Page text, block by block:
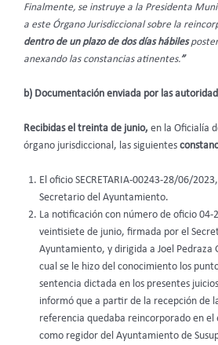
Finalmente, se instruye a la Presidenta
a este Órgano Jurisdiccional sobre la
dentro de un plazo de dos días hábiles
anexando las constancias atinentes.”
b) Documentación enviada por las
Recibidas el treinta de junio, en la Oficialía
órgano jurisdiccional, las siguientes
El oficio SECRETARIA-00243-28/06/
Secretario del Ayuntamiento.
La notificación con número de oficio
veintisiete de junio, firmada por el
Ayuntamiento, y dirigida a Joel Pedraza
cual se le hizo del conocimiento los
sentencia dictada en los presentes
informó que a partir de la recepción de
referencia quedaba reincorporado en el
como regidor del Ayuntamiento de